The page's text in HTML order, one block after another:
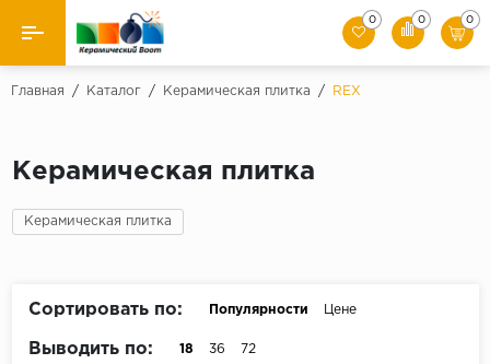
Назад
Керамическая плитка
Керамогранит
0 0 0
Главная / Каталог / Керамическая плитка / REX
Керамическая плитка
Керамическая плитка
Сортировать по: Популярности Цене
Выводить по: 18 36 72